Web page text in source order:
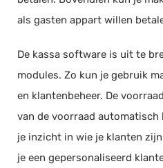
als gasten appart willen
De kassa software is uit te
modules. Zo kun je gebruik
en klantenbeheer. De
van de voorraad
je inzicht in wie je klanten
je een gepersonaliseerd